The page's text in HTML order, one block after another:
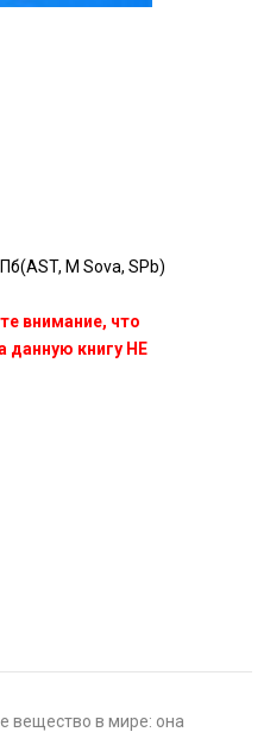
M Sova, SPb)
внимание, что
книгу НЕ
вещество в мире: она